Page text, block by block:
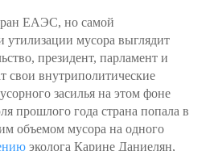
ЕАЭС, но самой
утилизации мусора выглядит
президент, парламент и
свои внутриполитические
засилья на этом фоне
прошлого года страна попала в
объемом мусора на одного
эколога Карине Даниелян,